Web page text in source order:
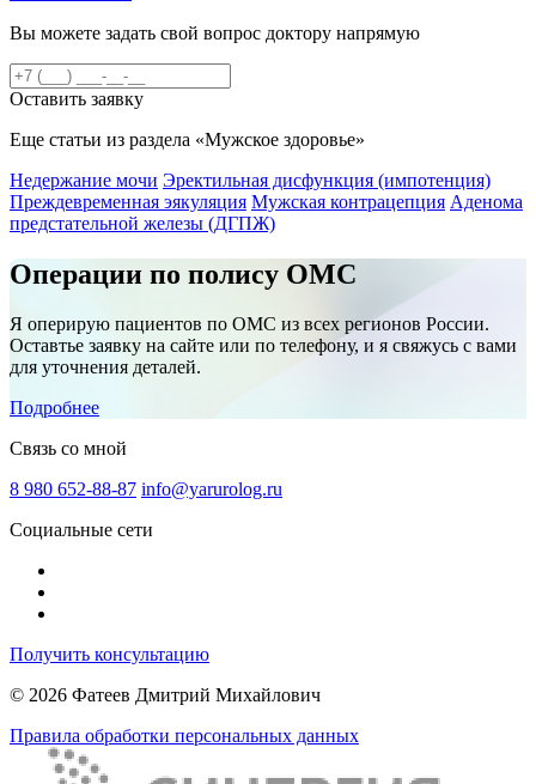
Вы можете задать свой вопрос доктору напрямую
Оставить заявку
Еще статьи из раздела «Мужское здоровье»
Недержание мочи Эректильная дисфункция (импотенция)
Преждевременная эякуляция Мужская контрацепция Аденома
предстательной железы (ДГПЖ)
Операции по полису ОМС
Я оперирую пациентов по ОМС из всех регионов России.
Оставтье заявку на сайте или по телефону, и я свяжусь с вами
для уточнения деталей.
Подробнее
Связь со мной
8 980 652-88-87 info@yarurolog.ru
Социальные сети
Получить консультацию
© 2026 Фатеев Дмитрий Михайлович
Правила обработки персональных данных